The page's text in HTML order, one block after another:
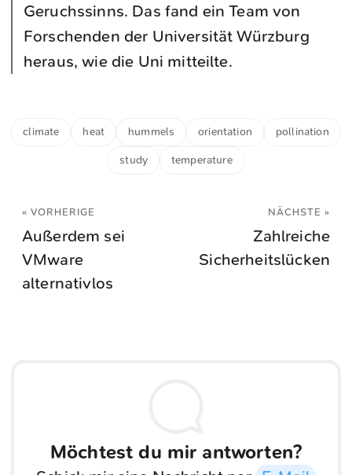
Geruchssinns. Das fand ein Team von
Forschenden der Universität Würzburg
heraus, wie die Uni mitteilte.
climate heat hummels orientation pollination
study temperature
« VORHERIGE
Außerdem sei
VMware
alternativlos
NÄCHSTE »
Zahlreiche
Sicherheitslücken
Möchtest du mir antworten?